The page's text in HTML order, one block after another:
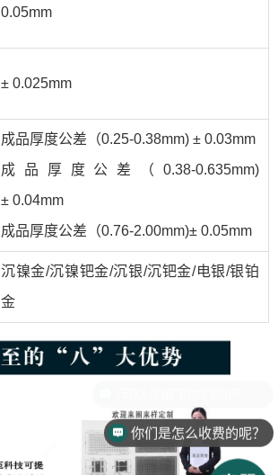
0.05mm
± 0.025mm
成品厚度公差（0.25-0.38mm) ± 0.03mm
成品厚度公差（0.38-0.635mm)
± 0.04mm
成品厚度公差（0.76-2.00mm)± 0.05mm
沉镍金/沉镍钯金/沉银/沉钯金/电银/银铂
金
你们是怎么收费的呢？